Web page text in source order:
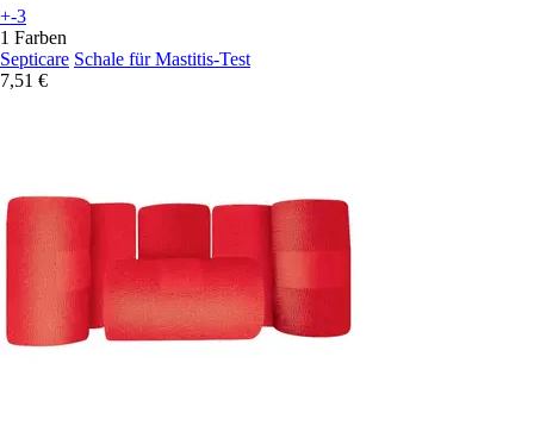
+-3
1 Farben
Septicare Schale für Mastitis-Test
7,51 €